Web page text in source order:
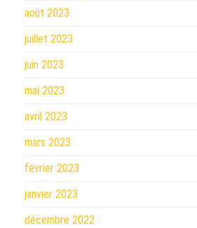
août 2023
juillet 2023
juin 2023
mai 2023
avril 2023
mars 2023
février 2023
janvier 2023
décembre 2022